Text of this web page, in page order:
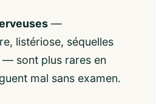
—
listériose, séquelles
— sont plus rares en
mal sans examen.